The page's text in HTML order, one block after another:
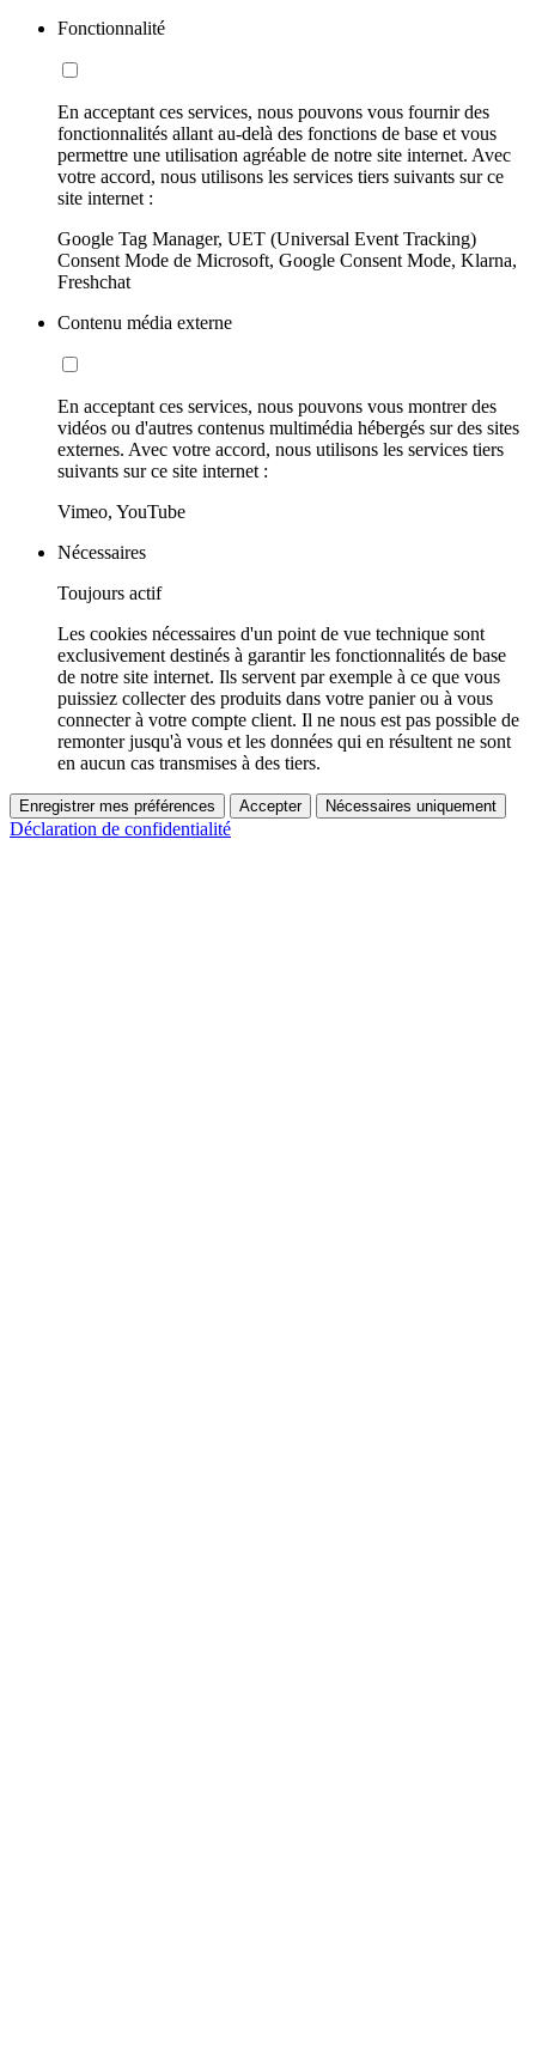
Fonctionnalité
En acceptant ces services, nous pouvons vous fournir des
fonctionnalités allant au-delà des fonctions de base et vous
permettre une utilisation agréable de notre site internet. Avec
votre accord, nous utilisons les services tiers suivants sur ce
site internet :
Google Tag Manager, UET (Universal Event Tracking)
Consent Mode de Microsoft, Google Consent Mode, Klarna,
Freshchat
Contenu média externe
En acceptant ces services, nous pouvons vous montrer des
vidéos ou d'autres contenus multimédia hébergés sur des sites
externes. Avec votre accord, nous utilisons les services tiers
suivants sur ce site internet :
Vimeo, YouTube
Nécessaires
Toujours actif
Les cookies nécessaires d'un point de vue technique sont
exclusivement destinés à garantir les fonctionnalités de base
de notre site internet. Ils servent par exemple à ce que vous
puissiez collecter des produits dans votre panier ou à vous
connecter à votre compte client. Il ne nous est pas possible de
remonter jusqu'à vous et les données qui en résultent ne sont
en aucun cas transmises à des tiers.
Enregistrer mes préférences Accepter Nécessaires uniquement
Déclaration de confidentialité